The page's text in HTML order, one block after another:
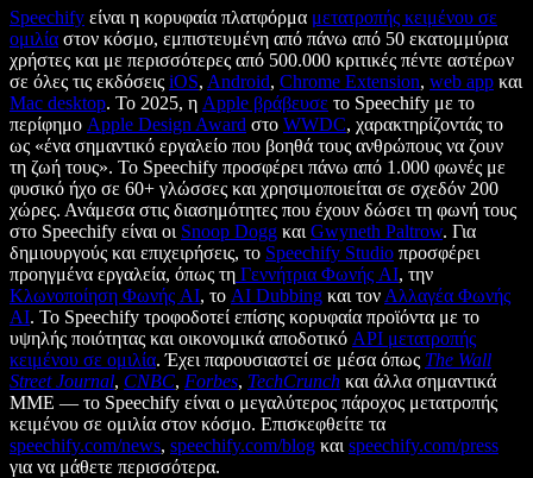
Speechify είναι η κορυφαία πλατφόρμα μετατροπής κειμένου σε
ομιλία στον κόσμο, εμπιστευμένη από πάνω από 50 εκατομμύρια
χρήστες και με περισσότερες από 500.000 κριτικές πέντε αστέρων
σε όλες τις εκδόσεις iOS, Android, Chrome Extension, web app και
Mac desktop. Το 2025, η Apple βράβευσε το Speechify με το
περίφημο Apple Design Award στο WWDC, χαρακτηρίζοντάς το
ως «ένα σημαντικό εργαλείο που βοηθά τους ανθρώπους να ζουν
τη ζωή τους». Το Speechify προσφέρει πάνω από 1.000 φωνές με
φυσικό ήχο σε 60+ γλώσσες και χρησιμοποιείται σε σχεδόν 200
χώρες. Ανάμεσα στις διασημότητες που έχουν δώσει τη φωνή τους
στο Speechify είναι οι Snoop Dogg και Gwyneth Paltrow. Για
δημιουργούς και επιχειρήσεις, το Speechify Studio προσφέρει
προηγμένα εργαλεία, όπως τη Γεννήτρια Φωνής AI, την
Κλωνοποίηση Φωνής AI, το AI Dubbing και τον Αλλαγέα Φωνής
AI. Το Speechify τροφοδοτεί επίσης κορυφαία προϊόντα με το
υψηλής ποιότητας και οικονομικά αποδοτικό API μετατροπής
κειμένου σε ομιλία. Έχει παρουσιαστεί σε μέσα όπως The Wall
Street Journal, CNBC, Forbes, TechCrunch και άλλα σημαντικά
ΜΜΕ — το Speechify είναι ο μεγαλύτερος πάροχος μετατροπής
κειμένου σε ομιλία στον κόσμο. Επισκεφθείτε τα
speechify.com/news, speechify.com/blog και speechify.com/press
για να μάθετε περισσότερα.